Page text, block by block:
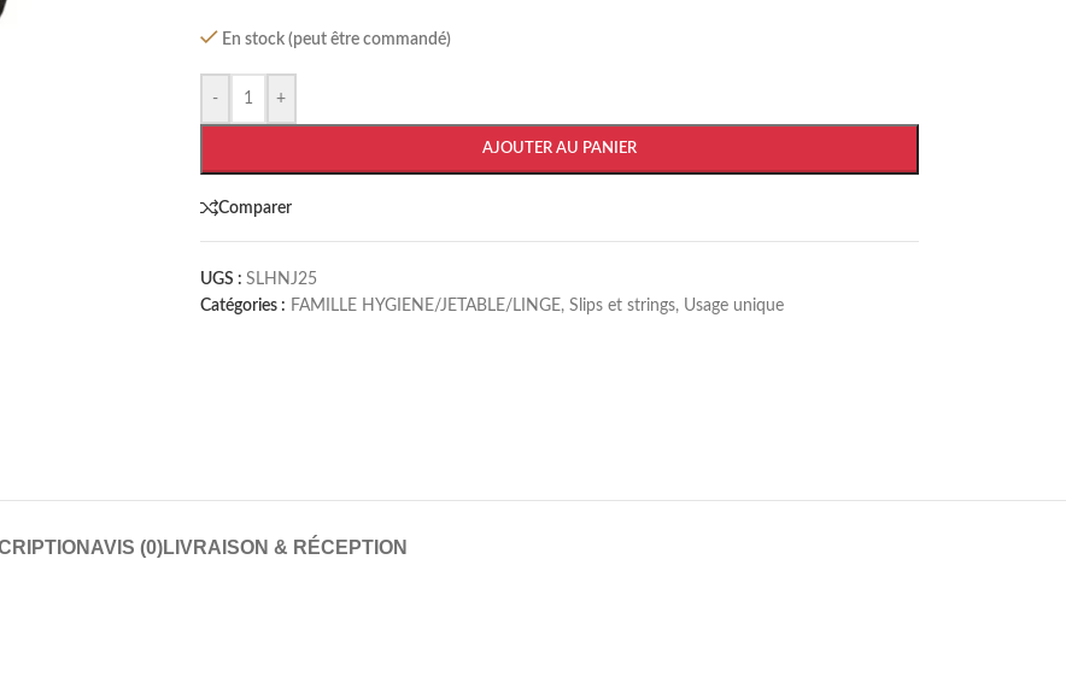
En stock (peut être commandé)
- +
AJOUTER AU PANIER
Comparer
UGS : SLHNJ25
Catégories : FAMILLE HYGIENE/JETABLE/LINGE, Slips et strings, Usage unique
AVIS (0)LIVRAISON & RÉCEPTION